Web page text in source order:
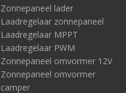
Zonnepaneel lader
Laadregelaar zonnepaneel
Laadregelaar MPPT
Laadregelaar PWM
Zonnepaneel omvormer 12V
Zonnepaneel omvormer
camper